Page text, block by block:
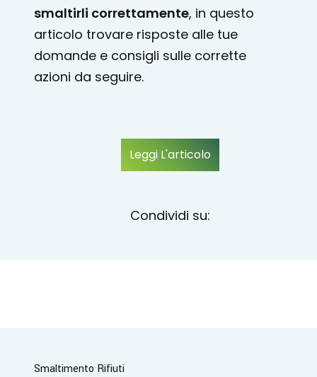
smaltirli correttamente, in questo
articolo trovare risposte alle tue
domande e consigli sulle corrette
azioni da seguire.
Leggi L'articolo
Condividi su:
Smaltimento Rifiuti